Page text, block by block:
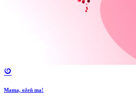
Mama, ožeň ma!